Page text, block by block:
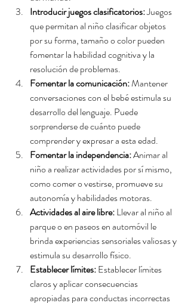
Introducir juegos clasificatorios: Juegos
que permitan al niño clasificar objetos
por su forma, tamaño o color pueden
fomentar la habilidad cognitiva y la
resolución de problemas.
Fomentar la comunicación: Mantener
conversaciones con el bebé estimula su
desarrollo del lenguaje. Puede
sorprenderse de cuánto puede
comprender y expresar a esta edad.
Fomentar la independencia: Animar al
niño a realizar actividades por sí mismo,
como comer o vestirse, promueve su
autonomía y habilidades motoras.
Actividades al aire libre: Llevar al niño al
parque o en paseos en automóvil le
brinda experiencias sensoriales valiosas y
estimula su desarrollo físico.
Establecer límites: Establecer límites
claros y aplicar consecuencias
apropiadas para conductas incorrectas